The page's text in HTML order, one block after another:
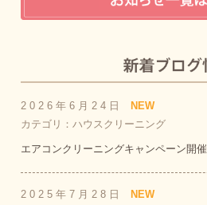
2026年6月24日
NEW
カテゴリ：ハウスクリーニング
エアコンクリーニングキャンペーン開催
2025年7月28日
NEW